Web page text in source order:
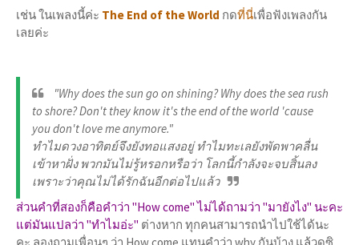
เช่น ในเพลงนี้ค่ะ The End of the World กดที่นี่เพื่อฟังเพลงกัน
เลยค่ะ
"Why does the sun go on shining? Why does the sea rush
to shore? Don't they know it's the end of the world 'cause
you don't love me anymore."
ทำไมดวงอาทิตย์จึงยังทอแสงอยู่ ทำไมทะเลยังพัดพาคลื่น
เข้าหาฝั่ง พวกมันไม่รู้หรอกหรือว่า โลกนี้กำลังจะจบสิ้นลง
เพราะว่าคุณไม่ได้รักฉันอีกต่อไปแล้ว
ส่วนคำที่สองก็คือคำว่า "How come" ไม่ได้ถามว่า "มายังไง" นะคะ
แต่มันแปลว่า "ทำไมอ่ะ" ต่างหาก ทุกคนสามารถนำไปใช้ได้นะ